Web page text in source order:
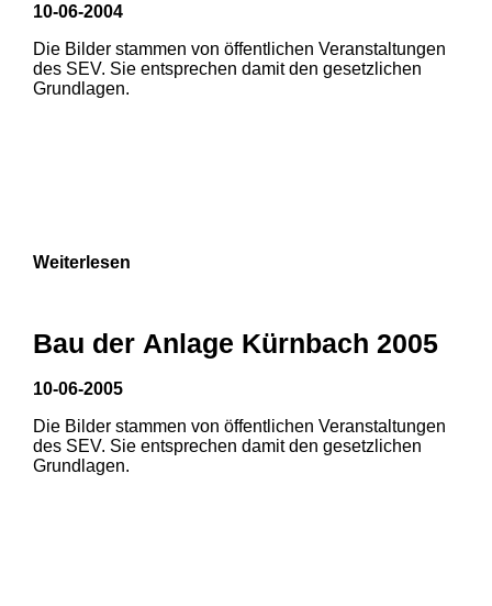
1 2 3
1 2
10-06-2004
Die Bilder stammen von öffentlichen Veranstaltungen
des SEV. Sie entsprechen damit den gesetzlichen
Grundlagen.
Weiterlesen
Bau der Anlage Kürnbach 2005
10-06-2005
Die Bilder stammen von öffentlichen Veranstaltungen
des SEV. Sie entsprechen damit den gesetzlichen
Grundlagen.